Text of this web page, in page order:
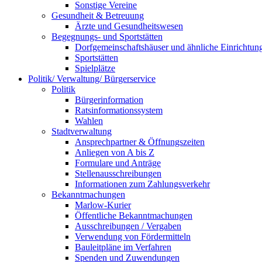
Sonstige Vereine
Gesundheit & Betreuung
Ärzte und Gesundheitswesen
Begegnungs- und Sportstätten
Dorfgemeinschaftshäuser und ähnliche
Sportstätten
Spielplätze
Politik/ Verwaltung/ Bürgerservice
Politik
Bürgerinformation
Ratsinformationssystem
Wahlen
Stadtverwaltung
Ansprechpartner & Öffnungszeiten
Anliegen von A bis Z
Formulare und Anträge
Stellenausschreibungen
Informationen zum Zahlungsverkehr
Bekanntmachungen
Marlow-Kurier
Öffentliche Bekanntmachungen
Ausschreibungen / Vergaben
Verwendung von Fördermitteln
Bauleitpläne im Verfahren
Spenden und Zuwendungen